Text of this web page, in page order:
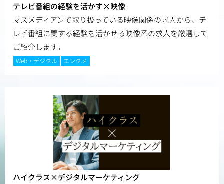
テレビ番組の経験を活かす×映像
マスメディアンで取り扱っている映像関係の求人から、テ
レビ番組に関する経験を活かせる映像系の求人を厳選して
ご紹介します。
Web・デジタル エンタメ
ハイクラス×デジタルマーケティング